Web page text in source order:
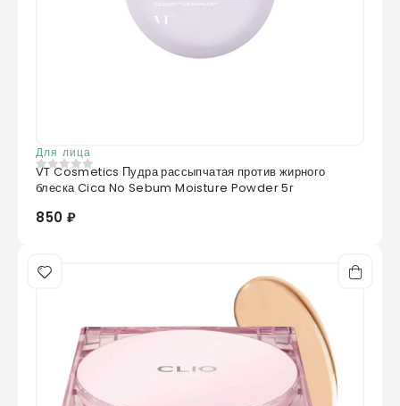
Для лица
0 из 5
VT Cosmetics Пудра рассыпчатая против жирного
блеска Cica No Sebum Moisture Powder 5г
850 ₽